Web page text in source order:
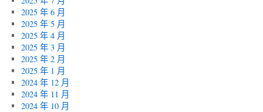
2025 年 6 月
2025 年 5 月
2025 年 4 月
2025 年 3 月
2025 年 2 月
2025 年 1 月
2024 年 12 月
2024 年 11 月
2024 年 10 月